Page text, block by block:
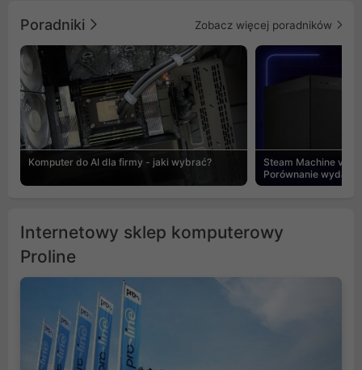
Poradniki Zobacz więcej poradników
Komputer do AI dla firmy - jaki wybrać?
Steam Machine vs
Porównanie
Internetowy sklep komputerowy
Proline